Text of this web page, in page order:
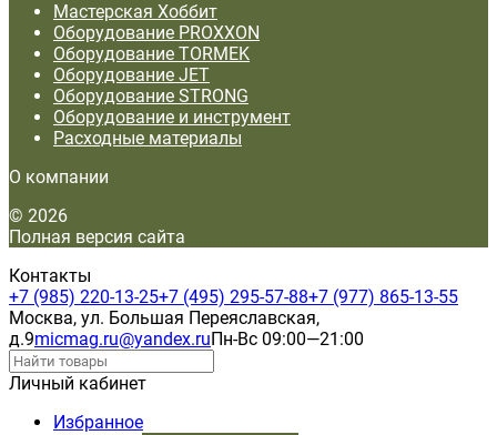
Мастерская Хоббит
Оборудование PROXXON
Оборудование TORMEK
Оборудование JET
Оборудование STRONG
Оборудование и инструмент
Расходные материалы
О компании
© 2026
Полная версия сайта
Контакты
+7 (985) 220-13-25+7 (495) 295-57-88+7 (977) 865-13-55
Москва, ул. Большая Переяславская,
д.9micmag.ru@yandex.ruПн-Вс 09:00—21:00
Личный кабинет
Избранное